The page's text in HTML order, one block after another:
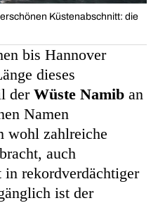
Küstenabschnitt: die
bis Hannover
dieses
derWüste Namib an
Namen
wohl zahlreiche
auch
rekordverdächtiger
ist der